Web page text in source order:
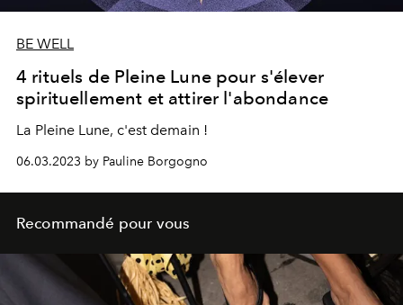
BE WELL
4 rituels de Pleine Lune pour s'élever
spirituellement et attirer l'abondance
La Pleine Lune, c'est demain !
06.03.2023 by Pauline Borgogno
Recommandé pour vous